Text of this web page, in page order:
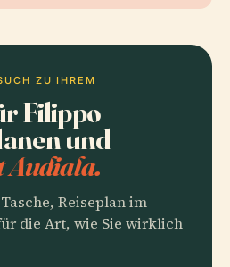
ZU IHREM
Filippo
und
Audiala.
Reiseplan im
die Art, wie Sie wirklich